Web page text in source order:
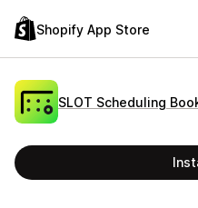
Shopify App Store
SLOT Scheduling